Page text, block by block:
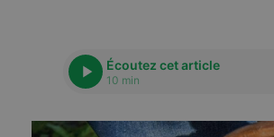
Écoutez cet article
10 min